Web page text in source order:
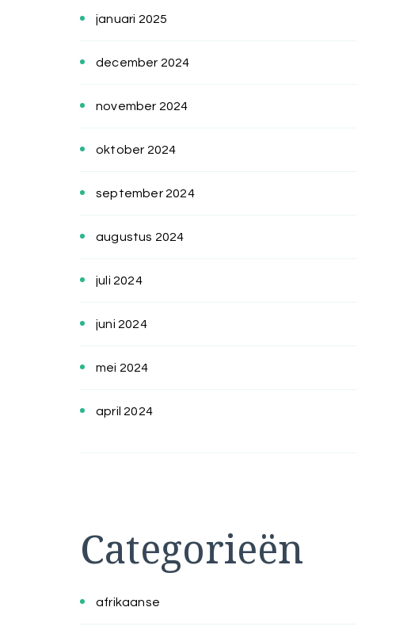
januari 2025
december 2024
november 2024
oktober 2024
september 2024
augustus 2024
juli 2024
juni 2024
mei 2024
april 2024
Categorieën
afrikaanse